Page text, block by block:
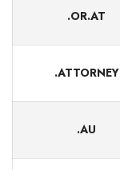
.OR.AT
.ATTORNEY
.AU